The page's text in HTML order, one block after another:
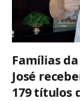
Famílias
José
179 títulos